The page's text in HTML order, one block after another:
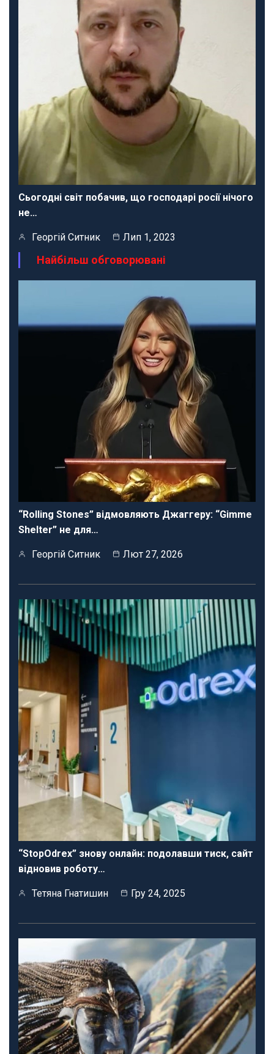
Сьогодні світ побачив, що господарі росії нічого
не…
Георгій Ситник Лип 1, 2023
Найбільш обговорювані
“Rolling Stones” відмовляють Джаггеру: “Gimme
Shelter” не для…
Георгій Ситник Лют 27, 2026
“StopOdrex” знову онлайн: подолавши тиск, сайт
відновив роботу…
Тетяна Гнатишин Гру 24, 2025